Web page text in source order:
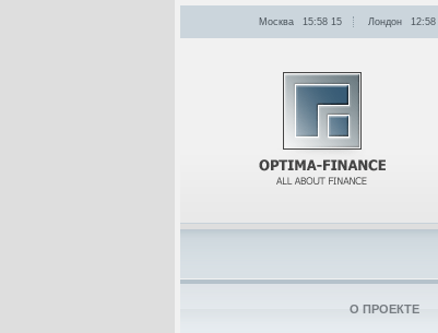
Москва 15:58 15 Лондон 12:58
О ПРОЕКТЕ